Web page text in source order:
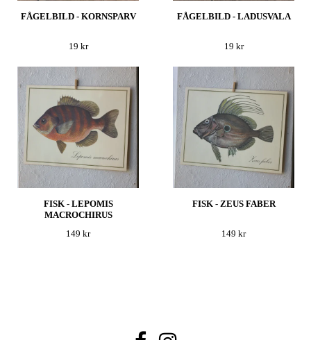
FÅGELBILD - KORNSPARV
19 kr
FÅGELBILD - LADUSVALA
19 kr
FISK - LEPOMIS
MACROCHIRUS
149 kr
FISK - ZEUS FABER
149 kr